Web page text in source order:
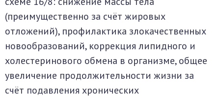
(преимущественно за счёт жировых
отложений), профилактика злокачественных
новообразований, коррекция липидного и
холестеринового обмена в организме, общее
увеличение продолжительности жизни за
счёт подавления хронических